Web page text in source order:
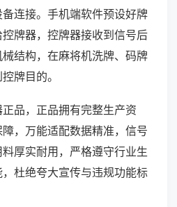
连接。手机端软件预设好牌
牌器，控牌器接收到信号后
结构，在麻将机洗牌、码牌
牌目的。
品，正品拥有完整生产资
，万能适配数据精准，信号
厚实耐用，严格遵守行业生
杜绝夸大宣传与违规功能标